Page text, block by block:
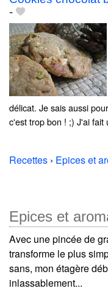
-
délicat. Je sais aussi
c'est trop bon ! ;) J'ai fait
Recettes › Epices et
Epices et
Avec une pincée de
transforme le plus
sans, mon étagère
inlassablement...